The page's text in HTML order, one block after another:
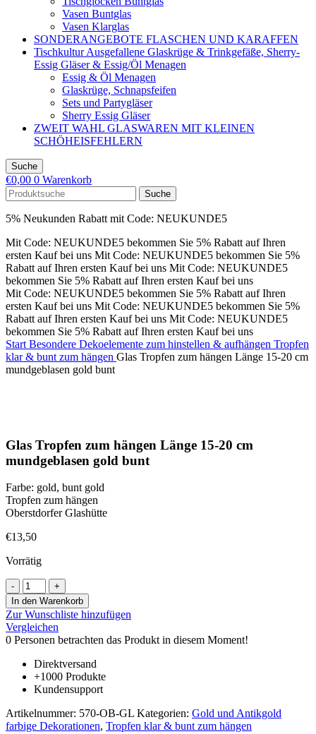
Vasen Buntglas
Vasen Klarglas
SONDERANGEBOTE FLASCHEN UND KARAFFEN
Tischkultur Ausgefallene Glaskrüge & Trinkgefäße, Sherry-
Essig Gläser & Essig/Öl Menagen
Essig & Öl Menagen
Glaskrüge, Schnapsfeifen
Sets und Partygläser
Sherry Essig Gläser
ZWEIT WAHL GLASWAREN MIT KLEINEN
SCHÖHEISFEHLERN
Suche
€0,00 0 Warenkorb
Suche
5% Neukunden Rabatt mit Code: NEUKUNDE5
Mit Code: NEUKUNDE5 bekommen Sie 5% Rabatt auf Ihren
ersten Kauf bei uns Mit Code: NEUKUNDE5 bekommen Sie 5%
Rabatt auf Ihren ersten Kauf bei uns Mit Code: NEUKUNDE5
bekommen Sie 5% Rabatt auf Ihren ersten Kauf bei uns
Mit Code: NEUKUNDE5 bekommen Sie 5% Rabatt auf Ihren
ersten Kauf bei uns Mit Code: NEUKUNDE5 bekommen Sie 5%
Rabatt auf Ihren ersten Kauf bei uns Mit Code: NEUKUNDE5
bekommen Sie 5% Rabatt auf Ihren ersten Kauf bei uns
Start Besondere Dekoelemente zum hinstellen & aufhängen Tropfen
klar & bunt zum hängen Glas Tropfen zum hängen Länge 15-20 cm
mundgeblasen gold bunt
Glas Tropfen zum hängen Länge 15-20 cm
mundgeblasen gold bunt
Farbe: gold, bunt gold
Tropfen zum hängen
Oberstdorfer Glashütte
€13,50
Vorrätig
Glas
Tropfen
zum
hängen
Länge
15-
20
cm
mundgeblasen
bunt
Menge
In den Warenkorb
Zur Wunschliste hinzufügen
Vergleichen
0 Personen betrachten das Produkt in diesem Moment!
Direktversand
+1000 Produkte
Kundensupport
Artikelnummer: 570-OB-GL Kategorien: Gold und Antikgold
farbige Dekorationen, Tropfen klar & bunt zum hängen